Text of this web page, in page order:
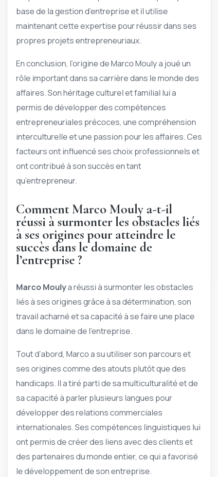
base de la gestion d’entreprise et il utilise
maintenant cette expertise pour réussir dans ses
propres projets entrepreneuriaux.
En conclusion, l’origine de Marco Mouly a joué un
rôle important dans sa carrière dans le monde des
affaires. Son héritage culturel et familial lui a
permis de développer des compétences
entrepreneuriales précoces, une compréhension
interculturelle et une passion pour les affaires. Ces
facteurs ont influencé ses choix professionnels et
ont contribué à son succès en tant
qu’entrepreneur.
Comment Marco Mouly a-t-il
réussi à surmonter les obstacles liés
à ses origines pour atteindre le
succès dans le domaine de
l’entreprise ?
Marco Moulya réussi à surmonter les obstacles
liés à ses origines grâce à sa détermination, son
travail acharné et sa capacité à se faire une place
dans le domaine de l’entreprise.
Tout d’abord, Marco a su utiliser son parcours et
ses origines comme des atouts plutôt que des
handicaps. Il a tiré parti de sa multiculturalité et de
sa capacité à parler plusieurs langues pour
développer des relations commerciales
internationales. Ses compétences linguistiques lui
ont permis de créer des liens avec des clients et
des partenaires du monde entier, ce qui a favorisé
le développement de son entreprise.